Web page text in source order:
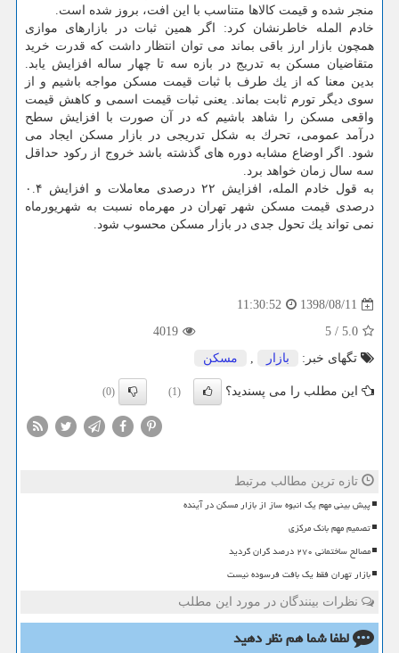
منجر شده و قیمت كالاها متناسب با این افت، بروز شده است.
خادم المله خاطرنشان كرد: اگر همین ثبات در بازارهای موازی
همچون بازار ارز باقی بماند می توان انتظار داشت كه قدرت خرید
متقاضیان مسكن به تدریج در بازه سه تا چهار ساله افزایش یابد.
بدین معنا كه از یك طرف با ثبات قیمت مسكن مواجه باشیم و از
سوی دیگر تورم ثابت بماند. یعنی ثبات قیمت اسمی و كاهش قیمت
واقعی مسكن را شاهد باشیم كه در آن صورت با افزایش سطح
درآمد عمومی، تحرك به شكل تدریجی در بازار مسكن ایجاد می
شود. اگر اوضاع مشابه دوره های گذشته باشد خروج از ركود حداقل
سه سال زمان خواهد برد.
به قول خادم المله، افزایش ۲۲ درصدی معاملات و افزایش ۰.۴
درصدی قیمت مسكن شهر تهران در مهرماه نسبت به شهریورماه
نمی تواند یك تحول جدی در بازار مسكن محسوب شود.
1398/08/11
11:30:52
5.0
/
5
4019
تگهای خبر:
بازار , مسكن
این مطلب را می پسندید؟ (1)
(0)
تازه ترین مطالب مرتبط
پیش بینی مهم یک انبوه ساز از بازار مسکن در آینده
تصمیم مهم بانک مرکزی
مصالح ساختمانی ۲۷۰ درصد گران گردید
بازار تهران فقط یک بافت فرسوده نیست
نظرات بینندگان در مورد این مطلب
لطفا شما همنظر دهید